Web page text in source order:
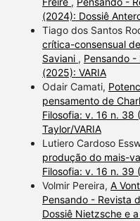
(2024): Dossiê
Tiago dos Santos
crítica-consensual
Saviani , Pensando -
(2025): VARIA
Odair Camati,
pensamento de
Filosofia: v. 16 n. 38
Taylor/VARIA
Lutiero Cardoso
produção do mais-
Filosofia: v. 16 n. 39
Volmir Pereira, A
Pensando - Revista
Dossiê Nietzsche e